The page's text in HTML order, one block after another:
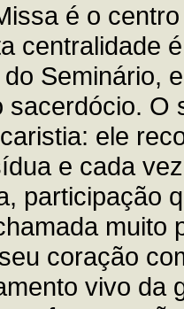
é o
centralidade
Seminário,
sacerdócio. O
ele
e cada
participação
muito
coração
vivo da